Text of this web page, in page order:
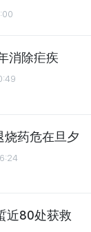
消除疟疾
烧药危在旦夕
近80处获救